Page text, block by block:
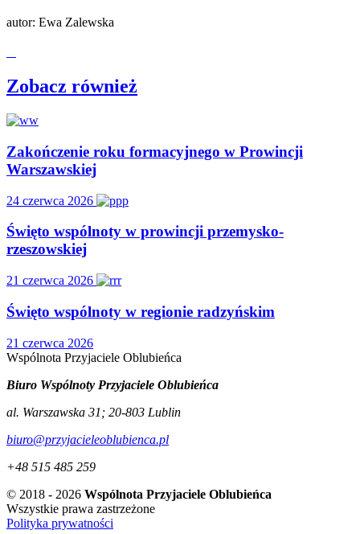
autor: Ewa Zalewska
Zobacz również
Zakończenie roku formacyjnego w Prowincji
Warszawskiej
24 czerwca 2026
Święto wspólnoty w prowincji przemysko-
rzeszowskiej
21 czerwca 2026
Święto wspólnoty w regionie radzyńskim
21 czerwca 2026
Wspólnota Przyjaciele Oblubieńca
Biuro Wspólnoty Przyjaciele Oblubieńca
al. Warszawska 31 ; 20-803 Lublin
biuro@przyjacieleoblubienca.pl
+48 515 485 259
© 2018 - 2026 Wspólnota Przyjaciele Oblubieńca
Wszystkie prawa zastrzeżone
Polityka prywatności